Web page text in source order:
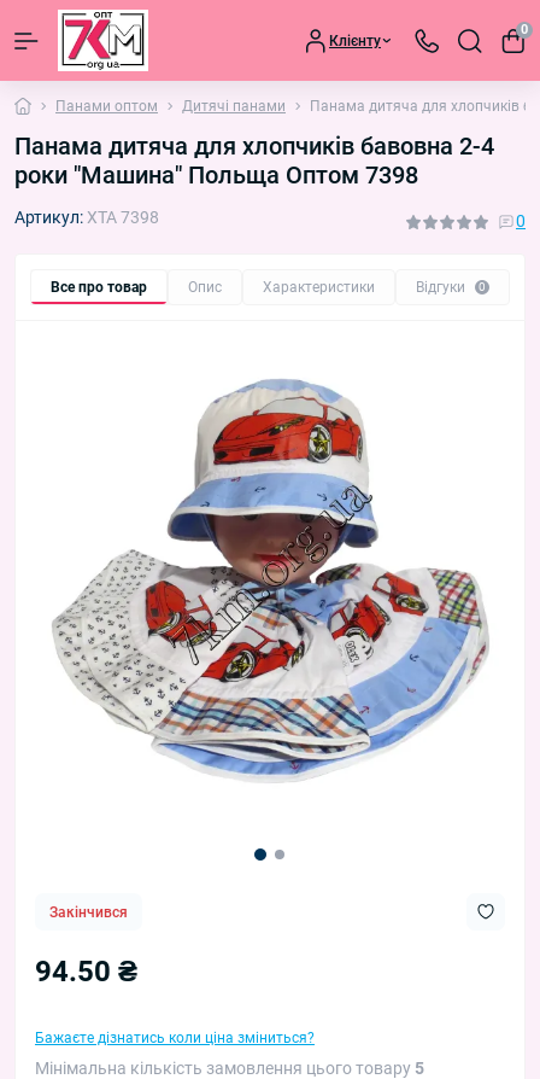
Клієнту
0
Панами оптом Дитячі панами Панама дитяча для хлопчиків
Панама дитяча для хлопчиків бавовна 2-4
роки "Машина" Польща Оптом 7398
Артикул:XTA 7398 0
Все про товар Опис Характеристики Відгуки 0
Закінчився
94.50 ₴
Бажаєте дізнатись коли ціна зміниться?
Мінімальна кількість замовлення цього товару 5